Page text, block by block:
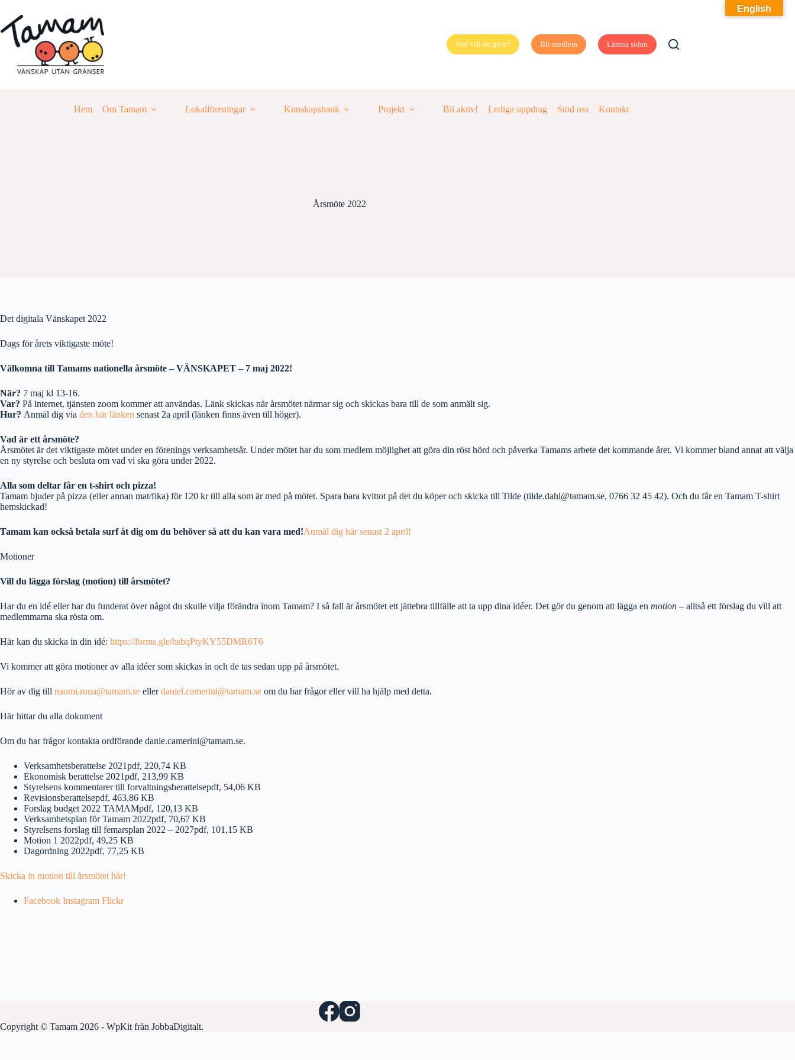
innehåll
Vad vill du göra? Bli medlem Lämna sidan
Hem Om Tamam Lokalföreningar Kunskapsbank Projekt Bli aktiv! Lediga uppdrag Stöd oss Kontakt
Årsmöte 2022
Det digitala Vänskapet 2022
Dags för årets viktigaste möte!
Välkomna till Tamams nationella årsmöte – VÄNSKAPET – 7 maj 2022!
När? 7 maj kl 13-16.
Var? På internet, tjänsten zoom kommer att användas. Länk skickas när årsmötet närmar sig och skickas bara till de som anmält sig.
Hur? Anmäl dig via den här länken senast 2a april (länken finns även till höger).
Vad är ett årsmöte?
Årsmötet är det viktigaste mötet under en förenings verksamhetsår. Under mötet har du som medlem möjlighet att göra din röst hörd och påverka Tamams arbete det kommande året. Vi kommer bland annat att välja
en ny styrelse och besluta om vad vi ska göra under 2022.
Alla som deltar får en t-shirt och pizza!
Tamam bjuder på pizza (eller annan mat/fika) för 120 kr till alla som är med på mötet. Spara bara kvittot på det du köper och skicka till Tilde (tilde.dahl@tamam.se, 0766 32 45 42). Och du får en Tamam T-shirt
hemskickad!
Tamam kan också betala surf åt dig om du behöver så att du kan vara med!Anmäl dig här senast 2 april!
Motioner
Vill du lägga förslag (motion) till årsmötet?
Har du en idé eller har du funderat över något du skulle vilja förändra inom Tamam? I så fall är årsmötet ett jättebra tillfälle att ta upp dina idéer. Det gör du genom att lägga en motion – alltså ett förslag du vill att
medlemmarna ska rösta om.
Här kan du skicka in din idé: https://forms.gle/hsbqPtyKY55DMR6T6
Vi kommer att göra motioner av alla idéer som skickas in och de tas sedan upp på årsmötet.
Hör av dig till naomi.runa@tamam.se ellerdaniel.camerini@tamam.se om du har frågor eller vill ha hjälp med detta.
Här hittar du alla dokument
Om du har frågor kontakta ordförande danie.camerini@tamam.se.
Verksamhetsberattelse 2021pdf, 220,74 KB
Ekonomisk berattelse 2021pdf, 213,99 KB
Styrelsens kommentarer till forvaltningsberattelsepdf, 54,06 KB
Revisionsberattelsepdf, 463,86 KB
Forslag budget 2022 TAMAMpdf, 120,13 KB
Verksamhetsplan för Tamam 2022pdf, 70,67 KB
Styrelsens forslag till femarsplan 2022 – 2027pdf, 101,15 KB
Motion 1 2022pdf, 49,25 KB
Dagordning 2022pdf, 77,25 KB
Skicka in motion till årsmötet här!
Facebook Instagram Flickr
Copyright © Tamam 2026 - WpKit från JobbaDigitalt.
English